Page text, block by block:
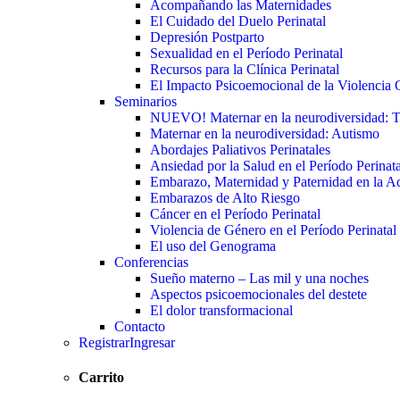
Acompañando las Maternidades
El Cuidado del Duelo Perinatal
Depresión Postparto
Sexualidad en el Período Perinatal
Recursos para la Clínica Perinatal
El Impacto Psicoemocional de la Violencia
Seminarios
NUEVO! Maternar en la neurodiversidad:
Maternar en la neurodiversidad: Autismo
Abordajes Paliativos Perinatales
Ansiedad por la Salud en el Período
Embarazo, Maternidad y Paternidad en la
Embarazos de Alto Riesgo
Cáncer en el Período Perinatal
Violencia de Género en el Período Perinatal
El uso del Genograma
Conferencias
Sueño materno – Las mil y una noches
Aspectos psicoemocionales del destete
El dolor transformacional
Contacto
RegistrarIngresar
Carrito